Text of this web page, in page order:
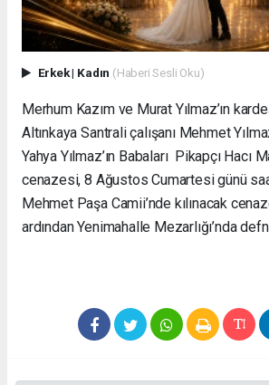
Erkek| Kadın (Haberi Sesli Oku)
Merhum Kazım ve Murat Yılmaz’ın
Altınkaya Santrali çalışanı Mehmet
Yahya Yılmaz’ın Babaları Pikapçı Hacı
cenazesi, 8 Ağustos Cumartesi günü
Mehmet Paşa Camii’nde kılınacak
ardından Yenimahalle Mezarlığı’nda